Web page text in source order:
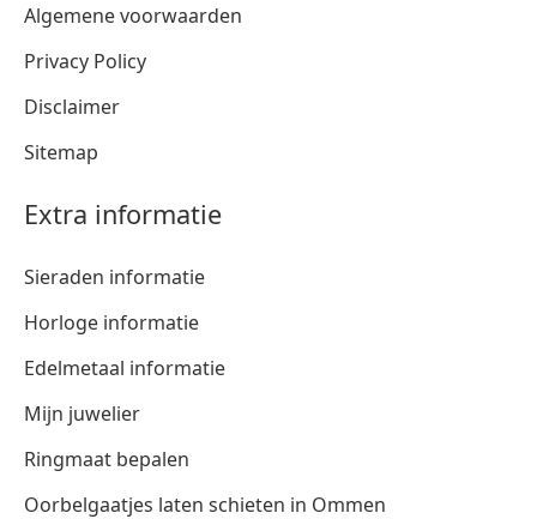
Algemene voorwaarden
Privacy Policy
Disclaimer
Sitemap
Extra informatie
Sieraden informatie
Horloge informatie
Edelmetaal informatie
Mijn juwelier
Ringmaat bepalen
Oorbelgaatjes laten schieten in Ommen